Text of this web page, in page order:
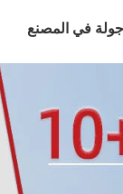
جولة في المصنع